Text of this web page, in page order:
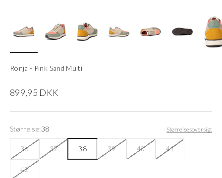
Ronja - Pink Sand Multi
Salgspris
899,95 DKK
Størrelse:38 Størrelsesoversigt
36 37 38 39 40 41
42